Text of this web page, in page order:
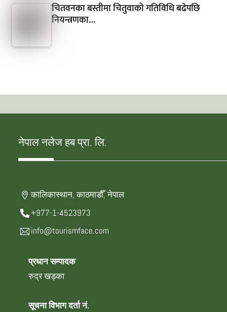
चितवनका बस्तीमा चितुवाको गतिविधि बढेपछि
नियन्त्रणका…
नेपाल नलेज हब प्रा. लि.
कालिकास्थान, काठमाडौँ, नेपाल
+977-1-4523973
info@tourismface.com
प्रधान सम्पादक
रुद्र खड्का
सूचना विभाग दर्ता नं.